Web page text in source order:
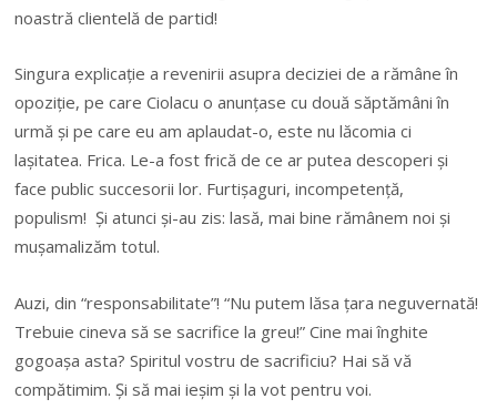
noastră clientelă de partid!
Singura explicaţie a revenirii asupra deciziei de a rămâne în
opoziţie, pe care Ciolacu o anunţase cu două săptămâni în
urmă şi pe care eu am aplaudat-o, este nu lăcomia ci
laşitatea. Frica. Le-a fost frică de ce ar putea descoperi şi
face public succesorii lor. Furtişaguri, incompetenţă,
populism! Şi atunci şi-au zis: lasă, mai bine rămânem noi şi
muşamalizăm totul.
Auzi, din “responsabilitate”! “Nu putem lăsa ţara neguvernată!
Trebuie cineva să se sacrifice la greu!” Cine mai înghite
gogoaşa asta? Spiritul vostru de sacrificiu? Hai să vă
compătimim. Şi să mai ieşim şi la vot pentru voi.